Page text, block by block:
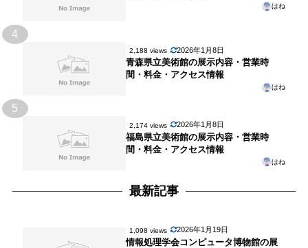
はね
4
2,188 views 2026年1月8日
青森県立美術館の展示内容・営業時
間・料金・アクセス情報
はね
5
2,174 views 2026年1月8日
福島県立美術館の展示内容・営業時
間・料金・アクセス情報
はね
最新記事
1,098 views 2026年1月19日
情報処理学会コンピュータ博物館の展